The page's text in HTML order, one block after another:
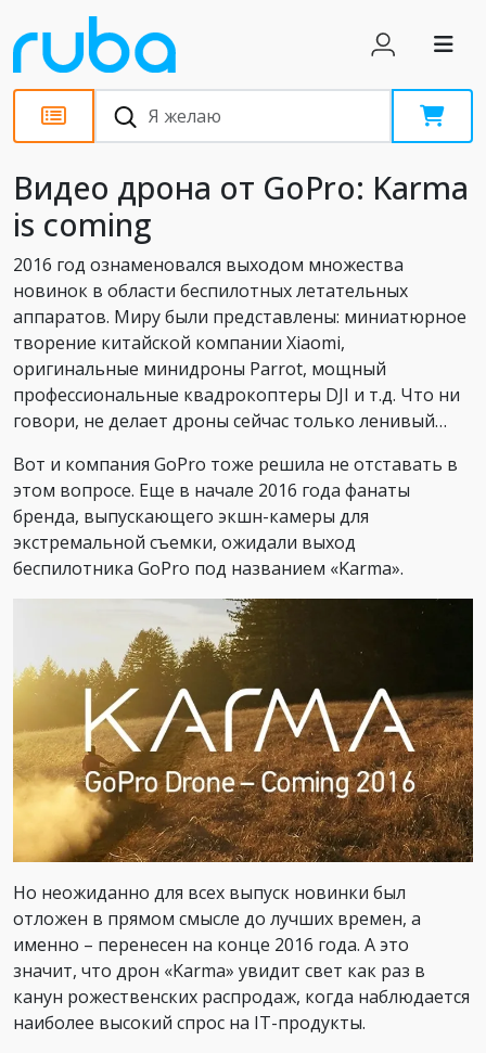
Новости
Видео дрона от GoPro: Karma
is coming
2016 год ознаменовался выходом множества
новинок в области беспилотных летательных
аппаратов. Миру были представлены: миниатюрное
творение китайской компании Xiaomi,
оригинальные минидроны Parrot, мощный
профессиональные квадрокоптеры DJI и т.д. Что ни
говори, не делает дроны сейчас только ленивый…
Вот и компания GoPro тоже решила не отставать в
этом вопросе. Еще в начале 2016 года фанаты
бренда, выпускающего экшн-камеры для
экстремальной съемки, ожидали выход
беспилотника GoPro под названием «Karma».
Но неожиданно для всех выпуск новинки был
отложен в прямом смысле до лучших времен, а
именно – перенесен на конце 2016 года. А это
значит, что дрон «Karma» увидит свет как раз в
канун рожественских распродаж, когда наблюдается
наиболее высокий спрос на IT-продукты.